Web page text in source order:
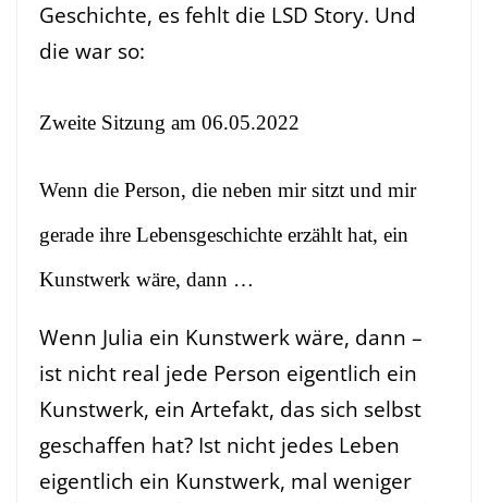
Geschichte, es fehlt die LSD Story. Und
die war so:
Zweite Sitzung am 06.05.2022
Wenn die Person, die neben mir sitzt und mir
gerade ihre Lebensgeschichte erzählt hat, ein
Kunstwerk wäre, dann …
Wenn Julia ein Kunstwerk wäre, dann –
ist nicht real jede Person eigentlich ein
Kunstwerk, ein Artefakt, das sich selbst
geschaffen hat? Ist nicht jedes Leben
eigentlich ein Kunstwerk, mal weniger